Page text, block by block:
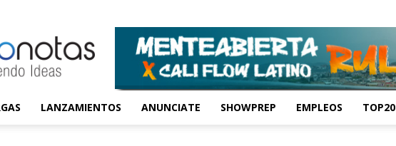
LANZAMIENTOS ANUNCIATE SHOWPREP EMPLEOS TOP20